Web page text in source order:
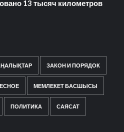
13 тысяч километров
ЗАКОН И ПОРЯДОК
МЕМЛЕКЕТ БАСШЫСЫ
ПОЛИТИКА САЯСАТ